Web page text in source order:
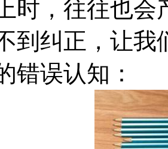
时，往往也会
到纠正，让我
错误认知：